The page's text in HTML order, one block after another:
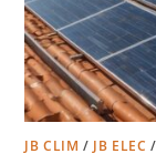
JB CLIM / JB ELEC /